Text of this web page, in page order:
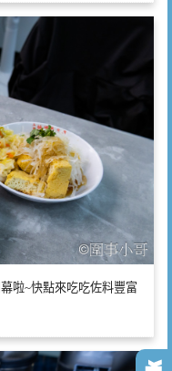
啦~快點來吃吃佐料豐富